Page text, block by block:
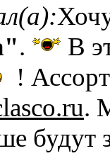
.
В
!
.
будут